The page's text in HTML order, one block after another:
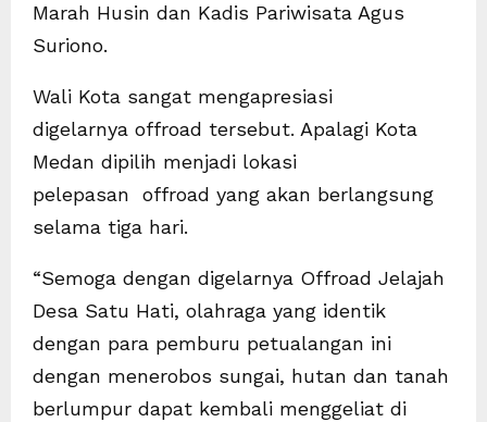
Marah Husin dan Kadis Pariwisata Agus
Suriono.
Wali Kota sangat mengapresiasi
digelarnya offroad tersebut. Apalagi Kota
Medan dipilih menjadi lokasi
pelepasan offroad yang akan berlangsung
selama tiga hari.
“Semoga dengan digelarnya Offroad Jelajah
Desa Satu Hati, olahraga yang identik
dengan para pemburu petualangan ini
dengan menerobos sungai, hutan dan tanah
berlumpur dapat kembali menggeliat di